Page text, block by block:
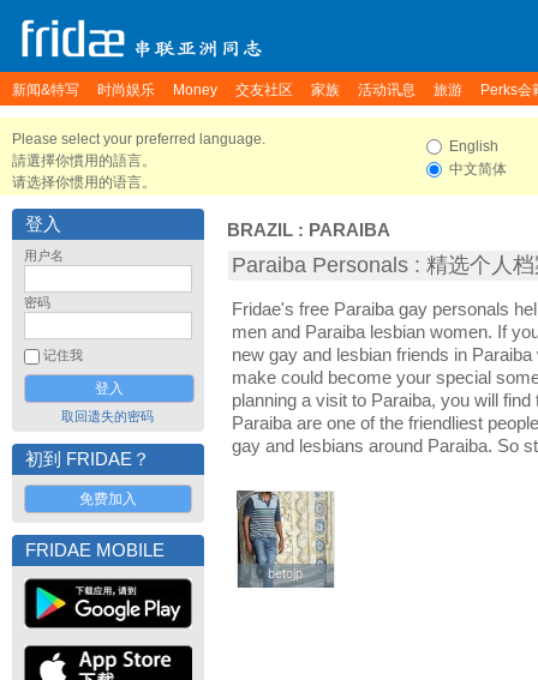
新闻&特写 时尚娱乐 Money 交友社区 家族 活动讯息 旅游 Perks会
Please select your preferred language.
請選擇你慣用的語言。
请选择你惯用的语言。
English
中文简体
登入
用户名
密码
记住我
取回遗失的密码
初到 FRIDAE？
免费加入
FRIDAE MOBILE
BRAZIL : PARAIBA
Paraiba Personals : 精选个人
Fridae's free Paraiba gay personals
men and Paraiba lesbian women. If
new gay and lesbian friends in
make could become your special
planning a visit to Paraiba, you will
Paraiba are one of the friendliest
gay and lesbians around Paraiba. So
betojp
betojp